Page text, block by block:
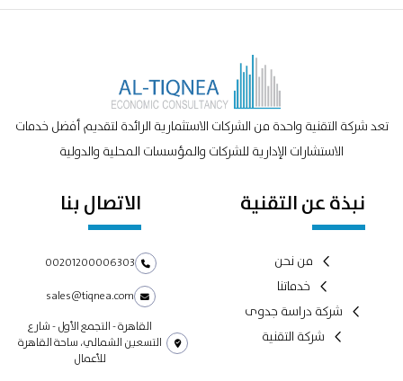
تعد شركة التقنية واحدة من الشركات الاستثمارية الرائدة لتقديم أفضل خدمات
الاستشارات الإدارية للشركات والمؤسسات المحلية والدولية
نبذة عن التقنية
من نحن
خدماتنا
شركة دراسة جدوى
شركة التقنية
الاتصال بنا
00201200006303
sales@tiqnea.com
القاهرة - التجمع الأول - شارع
التسعين الشمالي، ساحة القاهرة
للأعمال